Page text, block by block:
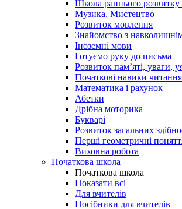
Школа раннього розвитку
Музика. Мистецтво
Розвиток мовлення
Знайомство з
Іноземні мови
Готуємо руку до письма
Розвиток пам’яті, уваги,
Початкові навики читання
Математика і рахунок
Абетки
Дрібна моторика
Букварі
Розвиток загальних
Перші геометричні
Виховна робота
Початкова школа
Початкова школа
Показати всі
Для вчителів
Посібники для вчителів